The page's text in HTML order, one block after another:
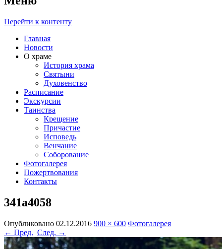
Перейти к контенту
Главная
Новости
О храме
История храма
Святыни
Духовенство
Расписание
Экскурсии
Таинства
Крещение
Причастие
Исповедь
Венчание
Соборование
Фотогалерея
Пожертвования
Контакты
341a4058
Опубликовано 02.12.2016 900 × 600 Фотогалерея
← Пред. След. →